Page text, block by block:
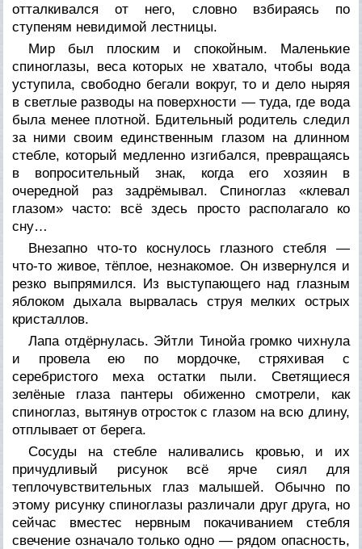
отталкивался от него, словно взбираясь по
ступеням невидимой лестницы.
Мир был плоским и спокойным. Маленькие
спиноглазы, веса которых не хватало, чтобы вода
уступила, свободно бегали вокруг, то и дело ныряя
в светлые разводы на поверхности — туда, где вода
была менее плотной. Бдительный родитель следил
за ними своим единственным глазом на длинном
стебле, который медленно изгибался, превращаясь
в вопросительный знак, когда его хозяин в
очередной раз задрёмывал. Спиноглаз «клевал
глазом» часто: всё здесь просто располагало ко
сну…
Внезапно что-то коснулось глазного стебля —
что-то живое, тёплое, незнакомое. Он извернулся и
резко выпрямился. Из выступающего над глазным
яблоком дыхала вырвалась струя мелких острых
кристаллов.
Лапа отдёрнулась. Эйтли Тинойа громко чихнула
и провела ею по мордочке, стряхивая с
серебристого меха остатки пыли. Светящиеся
зелёные глаза пантеры обиженно смотрели, как
спиноглаз, вытянув отросток с глазом на всю длину,
отплывает от берега.
Сосуды на стебле наливались кровью, и их
причудливый рисунок всё ярче сиял для
теплочувствительных глаз малышей. Обычно по
этому рисунку спиноглазы различали друг друга, но
сейчас вместес нервным покачиванием стебля
свечение означало только одно — рядом опасность,